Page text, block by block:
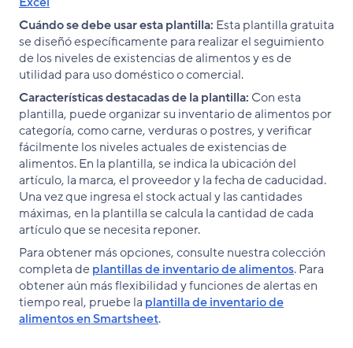
Cuándo se debe usar esta plantilla: Esta plantilla gratuita
se diseñó específicamente para realizar el seguimiento
de los niveles de existencias de alimentos y es de
utilidad para uso doméstico o comercial.
Características destacadas de la plantilla: Con esta
plantilla, puede organizar su inventario de alimentos por
categoría, como carne, verduras o postres, y verificar
fácilmente los niveles actuales de existencias de
alimentos. En la plantilla, se indica la ubicación del
artículo, la marca, el proveedor y la fecha de caducidad.
Una vez que ingresa el stock actual y las cantidades
máximas, en la plantilla se calcula la cantidad de cada
artículo que se necesita reponer.
Para obtener más opciones, consulte nuestra colección
completa deplantillas de inventario de alimentos. Para
obtener aún más flexibilidad y funciones de alertas en
tiempo real, pruebe la plantilla de inventario de
alimentos en Smartsheet.